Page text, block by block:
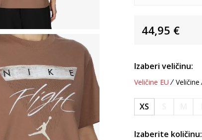
44,95 €
Izaberi veličinu:
Veličine EU Veličine
XS
Izaberite količinu: